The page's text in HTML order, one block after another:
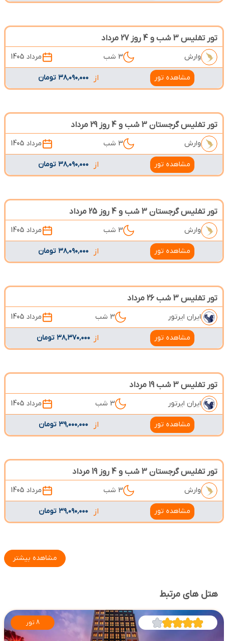
تور تفلیس 3 شب و 4 روز 27 مرداد
وارش 3 شب مرداد 1405
مشاهده تور از ۳۸٬۰۹۰٬۰۰۰ تومان
تور تفلیس گرجستان 3 شب و 4 روز 29 مرداد
وارش 3 شب مرداد 1405
مشاهده تور از ۳۸٬۰۹۰٬۰۰۰ تومان
تور تفلیس گرجستان 3 شب و 4 روز 25 مرداد
وارش 3 شب مرداد 1405
مشاهده تور از ۳۸٬۰۹۰٬۰۰۰ تومان
تور تفلیس 3 شب 26 مرداد
ایران ایرتور 3 شب مرداد 1405
مشاهده تور از ۳۸٬۳۷۰٬۰۰۰ تومان
تور تفلیس 3 شب 19 مرداد
ایران ایرتور 3 شب مرداد 1405
مشاهده تور از ۳۹٬۰۰۰٬۰۰۰ تومان
تور تفلیس گرجستان 3 شب و 4 روز 19 مرداد
وارش 3 شب مرداد 1405
مشاهده تور از ۳۹٬۰۹۰٬۰۰۰ تومان
مشاهده بیشتر
هتل های مرتبط